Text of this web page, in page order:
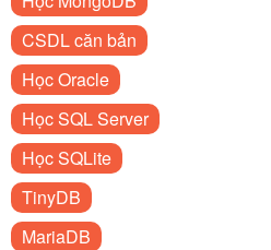
CSDL căn bản
Học Oracle
Học SQL Server
Học SQLite
TinyDB
MariaDB